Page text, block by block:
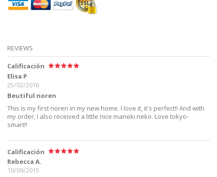
REVIEWS
Calificación
Elisa P
25/02/2016
Beutiful noren
This is my first noren in my new home. I love it, it's perfect!! And with
my order, I also received a little nice maneki neko. Love tokyo-
smart!!
Calificación
Rebecca A.
10/09/2015